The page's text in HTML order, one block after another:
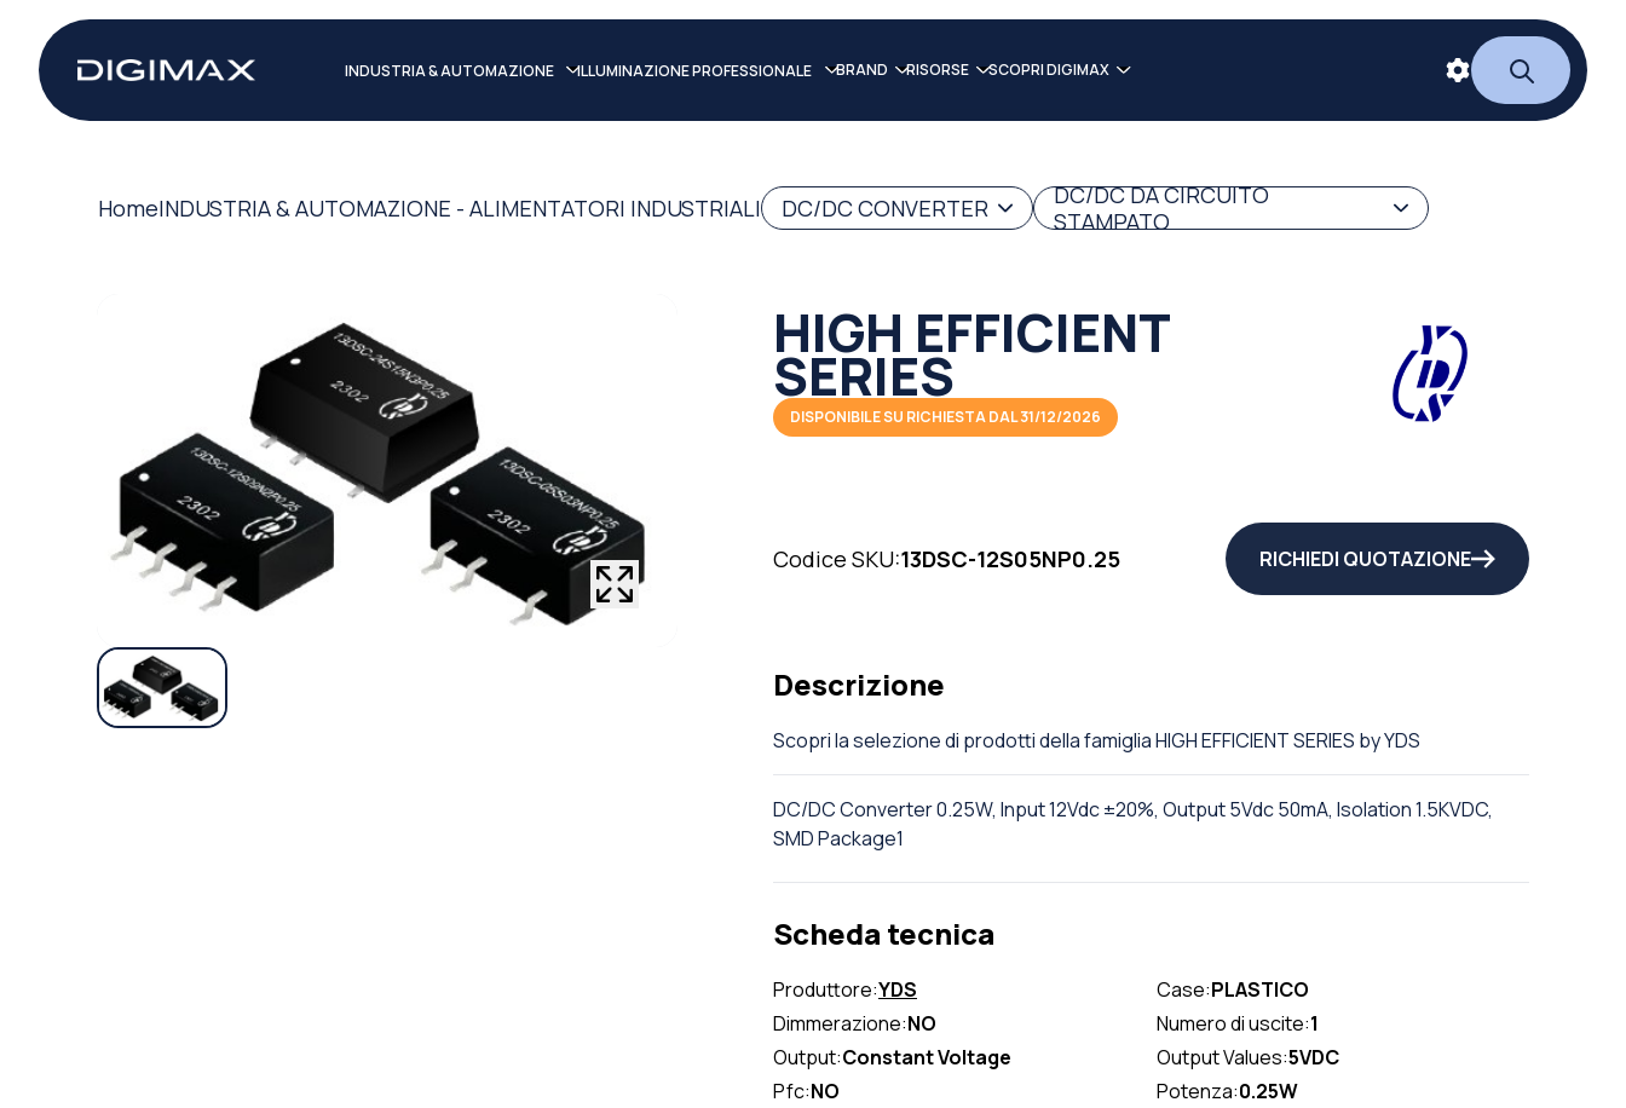
INDUSTRIA & AUTOMAZIONE ILLUMINAZIONE PROFESSIONALE BRAND RISORSE SCOPRI DIGIMAX
HomeINDUSTRIA & AUTOMAZIONE - ALIMENTATORI INDUSTRIALI DC/DC CONVERTER
DC/DC DA CIRCUITO
STAMPATO
HIGH EFFICIENT
SERIES
DISPONIBILE SU RICHIESTA DAL 31/12/2026
Codice SKU:13DSC-12S05NP0.25 RICHIEDI QUOTAZIONE
Descrizione
Scopri la selezione di prodotti della famiglia HIGH EFFICIENT SERIES by YDS
DC/DC Converter 0.25W, Input 12Vdc ±20%, Output 5Vdc 50mA, Isolation 1.5KVDC,
SMD Package1
Scheda tecnica
Produttore:YDS Case:PLASTICO
Dimmerazione:NO Numero di uscite:1
Output:Constant Voltage Output Values:5VDC
Pfc:NO Potenza:0.25W